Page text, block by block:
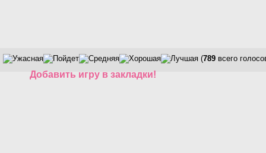
(789 всего
Добавить игру в закладки!